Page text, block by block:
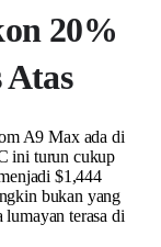
20%
A9 Max ada di
ini turun cukup
$1,444
bukan yang
lumayan terasa di